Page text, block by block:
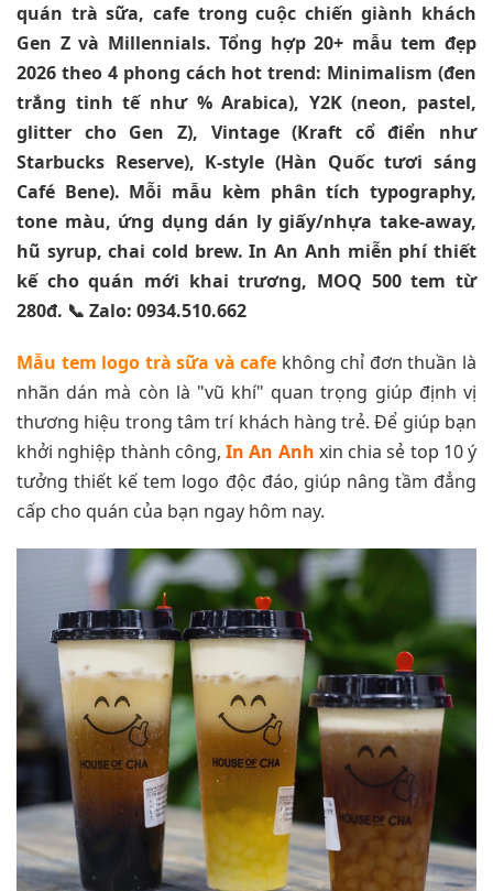
quán trà sữa, cafe trong cuộc chiến giành khách
Gen Z và Millennials. Tổng hợp 20+ mẫu tem đẹp
2026 theo 4 phong cách hot trend: Minimalism (đen
trắng tinh tế như % Arabica), Y2K (neon, pastel,
glitter cho Gen Z), Vintage (Kraft cổ điển như
Starbucks Reserve), K-style (Hàn Quốc tươi sáng
Café Bene). Mỗi mẫu kèm phân tích typography,
tone màu, ứng dụng dán ly giấy/nhựa take-away,
hũ syrup, chai cold brew. In An Anh miễn phí thiết
kế cho quán mới khai trương, MOQ 500 tem từ
280đ. 📞 Zalo: 0934.510.662
Mẫu tem logo trà sữa và cafe không chỉ đơn thuần là
nhãn dán mà còn là "vũ khí" quan trọng giúp định vị
thương hiệu trong tâm trí khách hàng trẻ. Để giúp bạn
khởi nghiệp thành công, In An Anh xin chia sẻ top 10 ý
tưởng thiết kế tem logo độc đáo, giúp nâng tầm đẳng
cấp cho quán của bạn ngay hôm nay.